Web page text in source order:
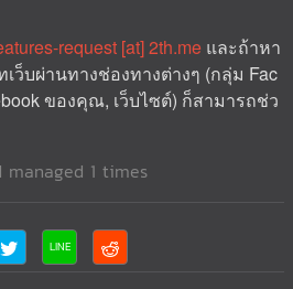
request [at] 2th.me และถ้าหา
บผ่านทางช่องทางต่างๆ (กลุ่ม Fac
ของคุณ, เว็บไซต์) ก็สามารถช่ว
managed 1 times